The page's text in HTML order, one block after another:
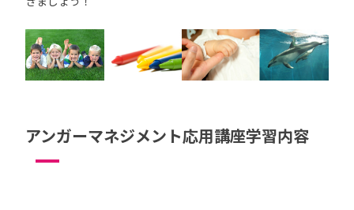
アンガーマネジメント応用講座学習内容